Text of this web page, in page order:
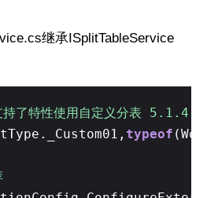
继承ISplitTableService
持了特性使用自定义分表
typeof